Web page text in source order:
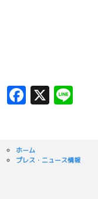
Facebook
X Line
ホーム
プレス・ニュース情報